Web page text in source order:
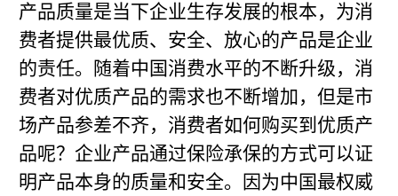
产品质量是当下企业生存发展的根本，为消
费者提供最优质、安全、放心的产品是企业
的责任。随着中国消费水平的不断升级，消
费者对优质产品的需求也不断增加，但是市
场产品参差不齐，消费者如何购买到优质产
品呢？企业产品通过保险承保的方式可以证
明产品本身的质量和安全。因为中国最权威